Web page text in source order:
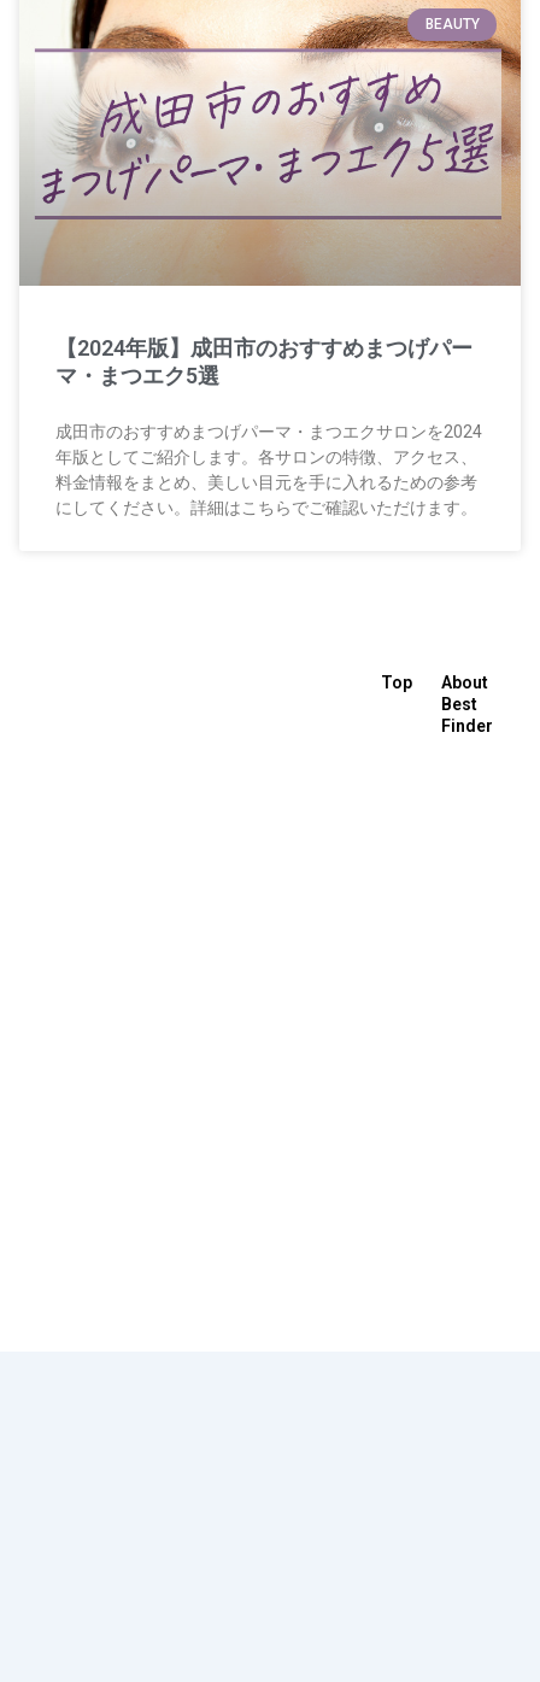
BEAUTY
【2024年版】成田市のおすすめまつげパー
マ・まつエク5選
成田市のおすすめまつげパーマ・まつエクサロンを2024
年版としてご紹介します。各サロンの特徴、アクセス、
料金情報をまとめ、美しい目元を手に入れるための参考
にしてください。詳細はこちらでご確認いただけます。
Top
About
Best
Finder